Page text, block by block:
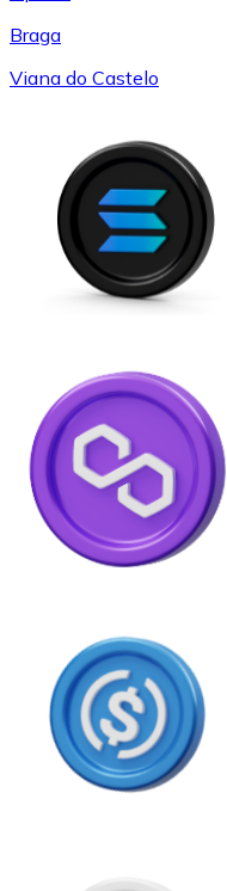
Braga
Viana do Castelo